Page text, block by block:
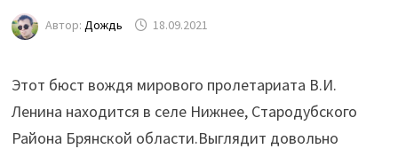
Автор: Дождь 18.09.2021
Этот бюст вождя мирового пролетариата В.И.
Ленина находится в селе Нижнее, Стародубского
Района Брянской области.Выглядит довольно